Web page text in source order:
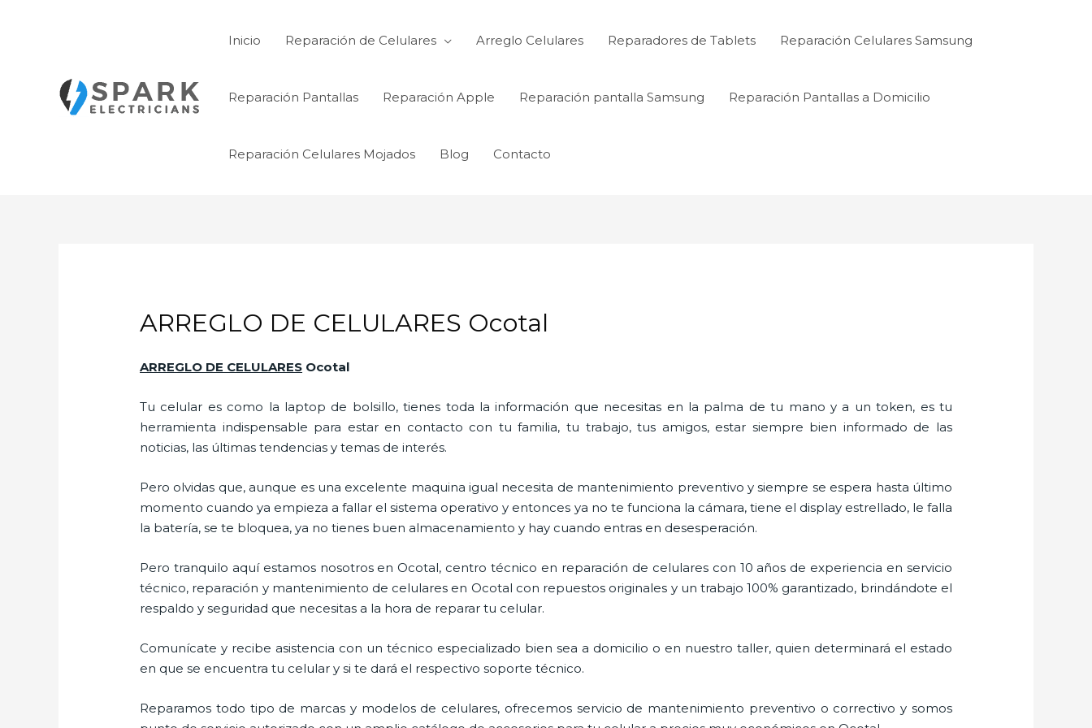
Inicio Reparación de Celulares Arreglo Celulares Reparadores de Tablets Reparación Celulares Samsung
Reparación Pantallas Reparación Apple Reparación pantalla Samsung Reparación Pantallas a Domicilio
Reparación Celulares Mojados Blog Contacto
ARREGLO DE CELULARES Ocotal
ARREGLO DE CELULARES Ocotal
Tu celular es como la laptop de bolsillo, tienes toda la información que necesitas en la palma de tu mano y a un token, es tu
herramienta indispensable para estar en contacto con tu familia, tu trabajo, tus amigos, estar siempre bien informado de las
noticias, las últimas tendencias y temas de interés.
Pero olvidas que, aunque es una excelente maquina igual necesita de mantenimiento preventivo y siempre se espera hasta último
momento cuando ya empieza a fallar el sistema operativo y entonces ya no te funciona la cámara, tiene el display estrellado, le falla
la batería, se te bloquea, ya no tienes buen almacenamiento y hay cuando entras en desesperación.
Pero tranquilo aquí estamos nosotros en Ocotal, centro técnico en reparación de celulares con 10 años de experiencia en servicio
técnico, reparación y mantenimiento de celulares en Ocotal con repuestos originales y un trabajo 100% garantizado, brindándote el
respaldo y seguridad que necesitas a la hora de reparar tu celular.
Comunícate y recibe asistencia con un técnico especializado bien sea a domicilio o en nuestro taller, quien determinará el estado
en que se encuentra tu celular y si te dará el respectivo soporte técnico.
Reparamos todo tipo de marcas y modelos de celulares, ofrecemos servicio de mantenimiento preventivo o correctivo y somos